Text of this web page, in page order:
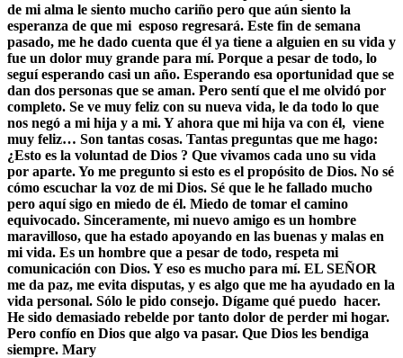
de mi alma le siento mucho cariño pero que aún siento la
esperanza de que mi esposo regresará. Este fin de semana
pasado, me he dado cuenta que él ya tiene a alguien en su vida y
fue un dolor muy grande para mí. Porque a pesar de todo, lo
seguí esperando casi un año. Esperando esa oportunidad que se
dan dos personas que se aman. Pero sentí que el me olvidó por
completo. Se ve muy feliz con su nueva vida, le da todo lo que
nos negó a mi hija y a mi. Y ahora que mi hija va con él, viene
muy feliz… Son tantas cosas. Tantas preguntas que me hago:
¿Esto es la voluntad de Dios ? Que vivamos cada uno su vida
por aparte. Yo me pregunto si esto es el propósito de Dios. No sé
cómo escuchar la voz de mi Dios. Sé que le he fallado mucho
pero aquí sigo en miedo de él. Miedo de tomar el camino
equivocado. Sinceramente, mi nuevo amigo es un hombre
maravilloso, que ha estado apoyando en las buenas y malas en
mi vida. Es un hombre que a pesar de todo, respeta mi
comunicación con Dios. Y eso es mucho para mí. EL SEÑOR
me da paz, me evita disputas, y es algo que me ha ayudado en la
vida personal. Sólo le pido consejo. Dígame qué puedo hacer.
He sido demasiado rebelde por tanto dolor de perder mi hogar.
Pero confío en Dios que algo va pasar. Que Dios les bendiga
siempre. Mary